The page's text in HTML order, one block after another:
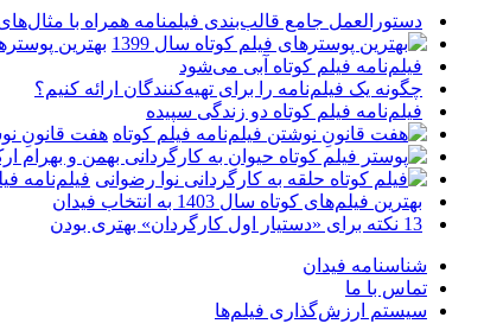
دستورالعمل جامع قالب‌بندی فیلمنامه همراه با
بهترین
فیلم‌نامه فیلم کوتاه آبی می‌شود
چگونه یک فیلم‌نامه را برای تهیه‌کنندگان ارائه کنیم؟
فیلم‌نامه فیلم کوتاه دو زندگی سپیده
هفت قانونِ
فیلم‌نامه
بهترین فیلم‌های کوتاه سال 1403 به انتخاب فیدان
13 نکته برای «دستیار اول کارگردان» بهتری بودن
شناسنامه فیدان
تماس با ما
سیستم ارزش‌گذاری فیلم‌ها